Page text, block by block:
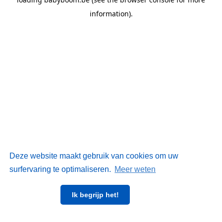
Deze website maakt gebruik van cookies om uw
surfervaring te optimaliseren. Meer weten
Ik begrijp het!
information).